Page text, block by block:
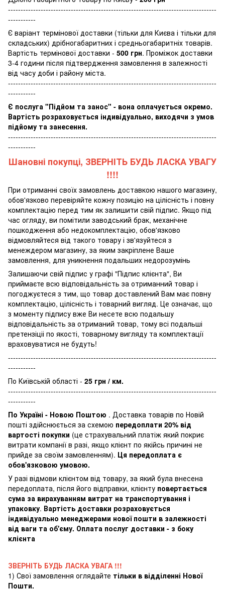
-----------------------------------------------------------------------------------
-----------
Є варіант термінової доставки (тільки для Києва і тільки для
складських) дрібногабаритних і средньогабаритніх товарів.
Вартість термінової доставки - 500 грн. Проміжок доставки
3-4 години після підтвердження замовлення в залежності
від часу доби і району міста.
-----------------------------------------------------------------------------------
-----------
Є послуга "Підйом та занос" - вона оплачується окремо.
Вартість розраховується індивідуально, виходячи з умов
підйому та занесення.
-----------------------------------------------------------------------------------
-----------
Шановні покупці, ЗВЕРНІТЬ БУДЬ ЛАСКА УВАГУ
!!!!
При отриманні своїх замовлень доставкою нашого магазину,
обов'язково перевіряйте кожну позицію на цілісність і повну
комплектацію перед тим як залишити свій підпис. Якщо під
час огляду, ви помітили заводський брак, механічне
пошкодження або недокомплектацію, обов'язково
відмовляйтеся від такого товару і зв'язуйтеся з
менеждером магазину, за яким закріплене Ваше
замовлення, для уникнення подальших недорозумінь
Залишаючи свій підпис у графі "Підпис клієнта", Ви
приймаєте всю відповідальність за отриманний товар і
погоджуєтеся з тим, що товар доставлений Вам має повну
комплектацію, цілісність і товарний вигляд. Це означає, що
з моменту підпису вже Ви несете всю подальшу
відповідальність за отриманий товар, тому всі подальші
претензіціі по якості, товарному вигляду та комплектації
враховуватися не будуть!
-----------------------------------------------------------------------------------
-----------
По Київській області - 25 грн / км.
-----------------------------------------------------------------------------------
-----------
По Україні - Новою Поштою . Доставка товарів по Новій
пошті здійснюється за схемою передоплати 20% від
вартості покупки (це страхувальний платіж який покриє
витрати компанії в разі, якщо клієнт по якійсь причині не
прийде за своїм замовленням). Ця передоплата є
обов'язковою умовою.
У разі відмови клієнтом від товару, за який була внесена
передоплата, після його відправки, клієнту повертається
сума за вирахуванням витрат на транспортування і
упаковку. Вартість доставки розраховується
індивідуально менеджерами нової пошти в залежності
від ваги та об'єму. Оплата послуг доставки - з боку
клієнта
ЗВЕРНІТЬ БУДЬ ЛАСКА УВАГА !!!
1) Свої замовлення оглядайте тільки в відділенні Нової
Пошти.